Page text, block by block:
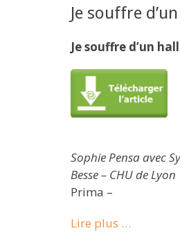
Je souffre
Je souffre d’un
Sophie Pensa avec
Besse – CHU de Lyon
Prima –
Lire plus …